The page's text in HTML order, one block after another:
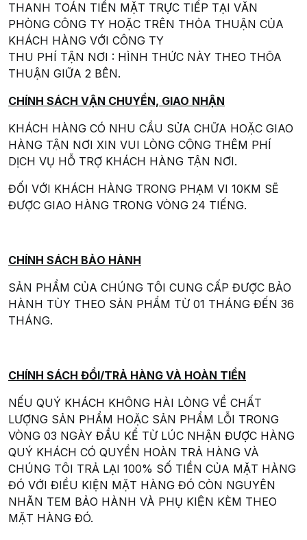
THANH TOÁN TIỀN MẶT TRỰC TIẾP TẠI VĂN
PHÒNG CÔNG TY HOẶC TRÊN THỎA THUẬN CỦA
KHÁCH HÀNG VỚI CÔNG TY
THU PHÍ TẬN NƠI : HÌNH THỨC NÀY THEO THÕA
THUẬN GIỮA 2 BÊN.
CHÍNH SÁCH VẬN CHUYỂN, GIAO NHẬN
KHÁCH HÀNG CÓ NHU CẦU SỬA CHỮA HOẶC GIAO
HÀNG TẬN NƠI XIN VUI LÒNG CỘNG THÊM PHÍ
DỊCH VỤ HỖ TRỢ KHÁCH HÀNG TẬN NƠI.
ĐỐI VỚI KHÁCH HÀNG TRONG PHẠM VI 10KM SẼ
ĐƯỢC GIAO HÀNG TRONG VÒNG 24 TIẾNG.
CHÍNH SÁCH BẢO HÀNH
SẢN PHẨM CỦA CHÚNG TÔI CUNG CẤP ĐƯỢC BẢO
HÀNH TÙY THEO SẢN PHẨM TỪ 01 THÁNG ĐẾN 36
THÁNG.
CHÍNH SÁCH ĐỔI/TRẢ HÀNG VÀ HOÀN TIỀN
NẾU QUÝ KHÁCH KHÔNG HÀI LÒNG VỀ CHẤT
LƯỢNG SẢN PHẨM HOẶC SẢN PHẨM LỖI TRONG
VÒNG 03 NGÀY ĐẦU KỂ TỪ LÚC NHẬN ĐƯỢC HÀNG
QUÝ KHÁCH CÓ QUYỀN HOÀN TRẢ HÀNG VÀ
CHÚNG TÔI TRẢ LẠI 100% SỐ TIỀN CỦA MẶT HÀNG
ĐÓ VỚI ĐIỀU KIỆN MẶT HÀNG ĐÓ CÒN NGUYÊN
NHÃN TEM BẢO HÀNH VÀ PHỤ KIỆN KÈM THEO
MẶT HÀNG ĐÓ.